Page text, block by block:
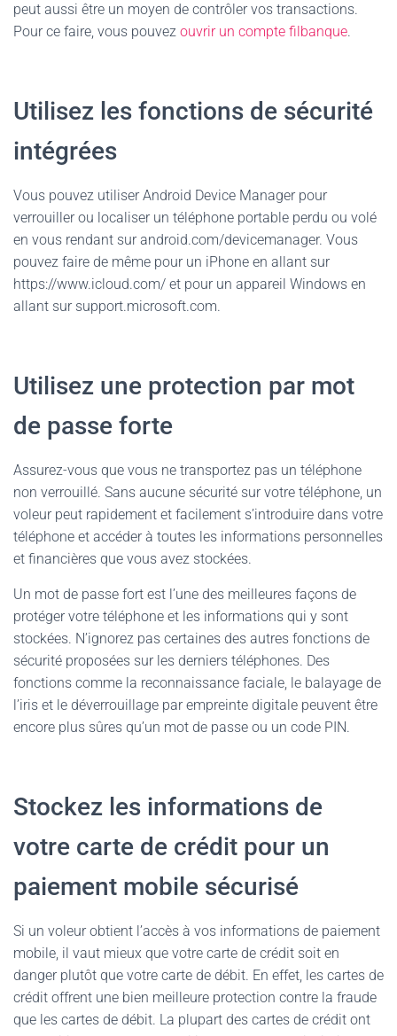
peut aussi être un moyen de contrôler vos transactions.
Pour ce faire, vous pouvez ouvrir un compte filbanque.
Utilisez les fonctions de sécurité
intégrées
Vous pouvez utiliser Android Device Manager pour
verrouiller ou localiser un téléphone portable perdu ou volé
en vous rendant sur android.com/devicemanager. Vous
pouvez faire de même pour un iPhone en allant sur
https://www.icloud.com/ et pour un appareil Windows en
allant sur support.microsoft.com.
Utilisez une protection par mot
de passe forte
Assurez-vous que vous ne transportez pas un téléphone
non verrouillé. Sans aucune sécurité sur votre téléphone, un
voleur peut rapidement et facilement s’introduire dans votre
téléphone et accéder à toutes les informations personnelles
et financières que vous avez stockées.
Un mot de passe fort est l’une des meilleures façons de
protéger votre téléphone et les informations qui y sont
stockées. N’ignorez pas certaines des autres fonctions de
sécurité proposées sur les derniers téléphones. Des
fonctions comme la reconnaissance faciale, le balayage de
l’iris et le déverrouillage par empreinte digitale peuvent être
encore plus sûres qu’un mot de passe ou un code PIN.
Stockez les informations de
votre carte de crédit pour un
paiement mobile sécurisé
Si un voleur obtient l’accès à vos informations de paiement
mobile, il vaut mieux que votre carte de crédit soit en
danger plutôt que votre carte de débit. En effet, les cartes de
crédit offrent une bien meilleure protection contre la fraude
que les cartes de débit. La plupart des cartes de crédit ont